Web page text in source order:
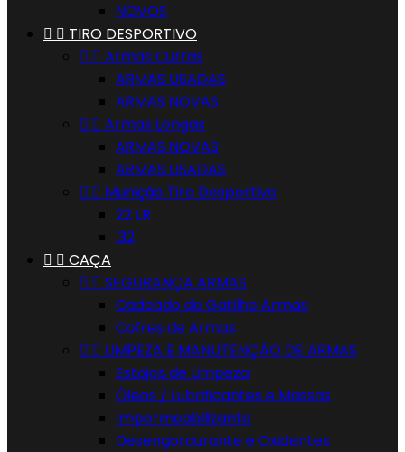
NOVOS
  TIRO DESPORTIVO
  Armas Curtas
ARMAS USADAS
ARMAS NOVAS
  Armas Longas
ARMAS NOVAS
ARMAS USADAS
  Munição Tiro Desportivo
22 LR
.32
  CAÇA
  SEGURANÇA ARMAS
Cadeado de Gatilho Armas
Cofres de Armas
  LIMPEZA E MANUTENÇÃO DE ARMAS
Estojos de Limpeza
Óleos / Lubrificantes e Massas
Impermeabilizante
Desengordurante e Oxidentes